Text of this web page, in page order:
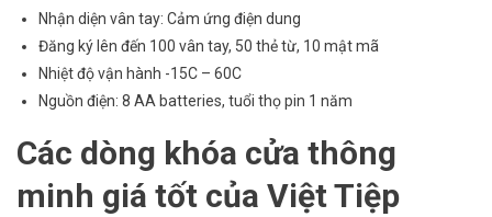
Nhận diện vân tay: Cảm ứng điện dung
Đăng ký lên đến 100 vân tay, 50 thẻ từ, 10 mật mã
Nhiệt độ vận hành -15C – 60C
Nguồn điện: 8 AA batteries, tuổi thọ pin 1 năm
Các dòng khóa cửa thông
minh giá tốt của Việt Tiệp